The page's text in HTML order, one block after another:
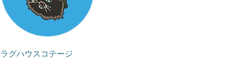
ラグハウスコテージ